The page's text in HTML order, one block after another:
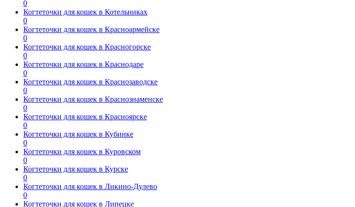
0
Когтеточки для кошек в Котельниках
0
Когтеточки для кошек в Красноармейске
0
Когтеточки для кошек в Красногорске
0
Когтеточки для кошек в Краснодаре
0
Когтеточки для кошек в Краснозаводске
0
Когтеточки для кошек в Краснознаменске
0
Когтеточки для кошек в Красноярске
0
Когтеточки для кошек в Кубинке
0
Когтеточки для кошек в Куровском
0
Когтеточки для кошек в Курске
0
Когтеточки для кошек в Ликино-Дулево
0
Когтеточки для кошек в Липецке